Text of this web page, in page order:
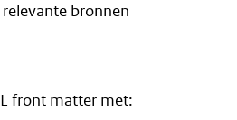
bronnen
front matter met: